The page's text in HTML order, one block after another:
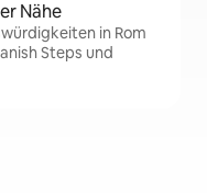
Nähe
in Rom
Steps und